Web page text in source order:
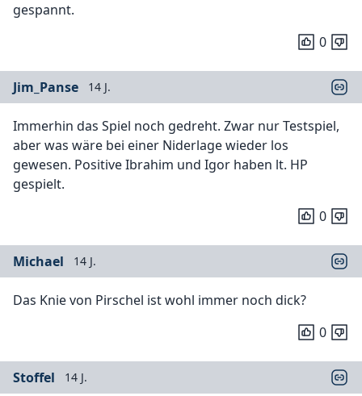
gespannt.
0
Jim_Panse 14 J.
Immerhin das Spiel noch gedreht. Zwar nur Testspiel,
aber was wäre bei einer Niderlage wieder los
gewesen. Positive Ibrahim und Igor haben lt. HP
gespielt.
0
Michael 14 J.
Das Knie von Pirschel ist wohl immer noch dick?
0
Stoffel 14 J.